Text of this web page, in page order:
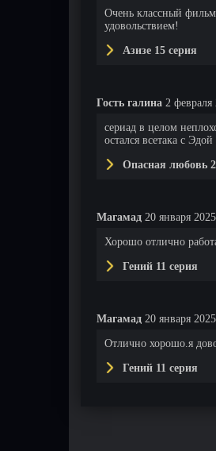
Очень классный
удовольствием!
Азизе 15 серия
Гость галина 2 февраля
сериад в целом
остался всетака с
Опасная любовь
Магамад 20 января
Хорошо отлично
Гений 11 серия
Магамад 20 января
Отлично хорошо.я
Гений 11 серия
117 серия